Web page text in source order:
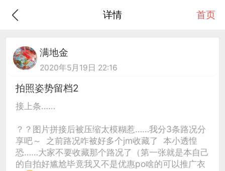
详情 首页
满地金
2020年5月19日 22:16
拍照姿势留档2
接上条……
？？图片拼接后被压缩太模糊惹……我分3条路况分
享吧～ 之前路况咋被好多个jm收藏了 本小透惶
恐……大家不要收藏那个路况了（第一张就是本自己
的自拍好尴尬毕竟我又不是优惠po啥的可以推广衣